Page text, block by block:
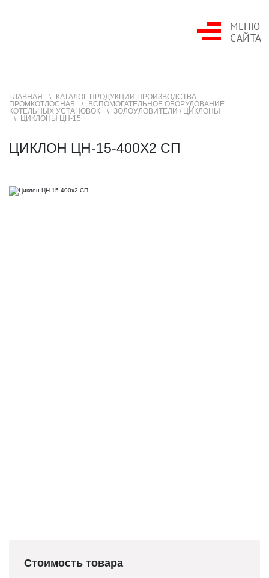
МЕНЮ
САЙТА
ГЛАВНАЯ
КАТАЛОГ ПРОДУКЦИИ ПРОИЗВОДСТВА
ПРОМКОТЛОСНАБ
ВСПОМОГАТЕЛЬНОЕ ОБОРУДОВАНИЕ
КОТЕЛЬНЫХ УСТАНОВОК
ЗОЛОУЛОВИТЕЛИ / ЦИКЛОНЫ
ЦИКЛОНЫ ЦН-15
ЦИКЛОН ЦН-15-400Х2 СП
Стоимость товара